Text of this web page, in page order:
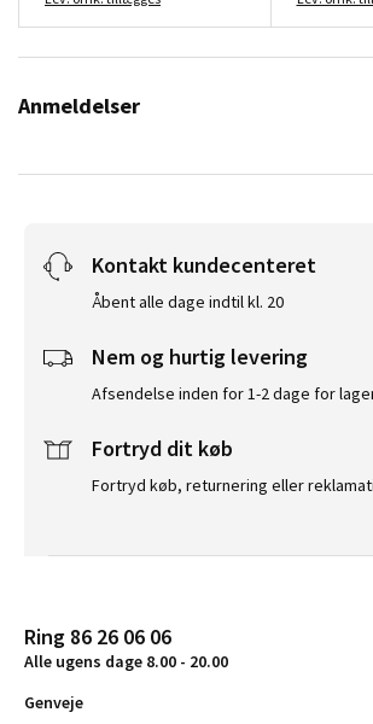
Anmeldelser
Kontakt kundecenteret
Åbent alle dage indtil kl. 20
Nem og hurtig levering
Afsendelse inden for 1-2 dage for
Fortryd dit køb
Fortryd køb, returnering eller
Ring 86 26 06 06
Alle ugens dage 8.00 - 20.00
Genveje